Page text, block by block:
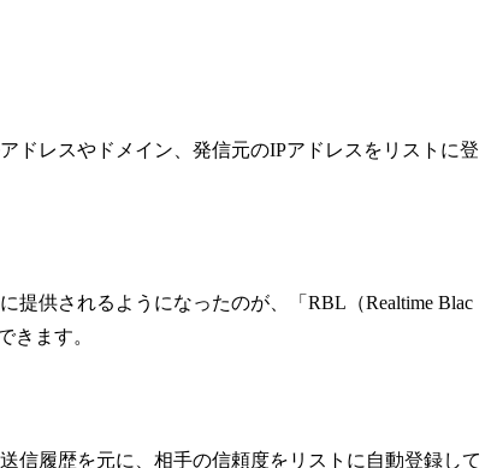
ドレスやドメイン、発信元のIPアドレスをリストに登
供されるようになったのが、「RBL（Realtime Blac
きます。
信履歴を元に、相手の信頼度をリストに自動登録して